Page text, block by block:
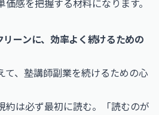
感を把握する材料になります。
ーンに、効率よく続けるための
て、塾講師副業を続けるための心
約は必ず最初に読む。「読むのが